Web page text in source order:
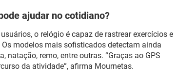
ajudar no cotidiano?
o relógio é capaz de rastrear exercícios e
Os modelos mais sofisticados detectam ainda
natação, remo, entre outras. “Graças ao GPS
da atividade”, afirma Mournetas.